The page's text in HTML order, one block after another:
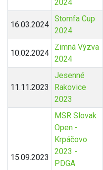
2024
16.03.2024
Stomfa Cup
2024
10.02.2024
Zimná Výzva
2024
11.11.2023
Jesenné
Rakovice
2023
15.09.2023
MSR Slovak
Open -
Krpáčovo
2023 -
PDGA